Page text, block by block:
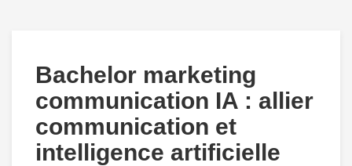
Bachelor marketing
communication IA : allier
communication et
intelligence artificielle